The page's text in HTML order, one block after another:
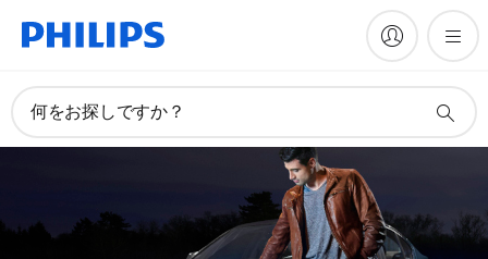
何をお探しですか？